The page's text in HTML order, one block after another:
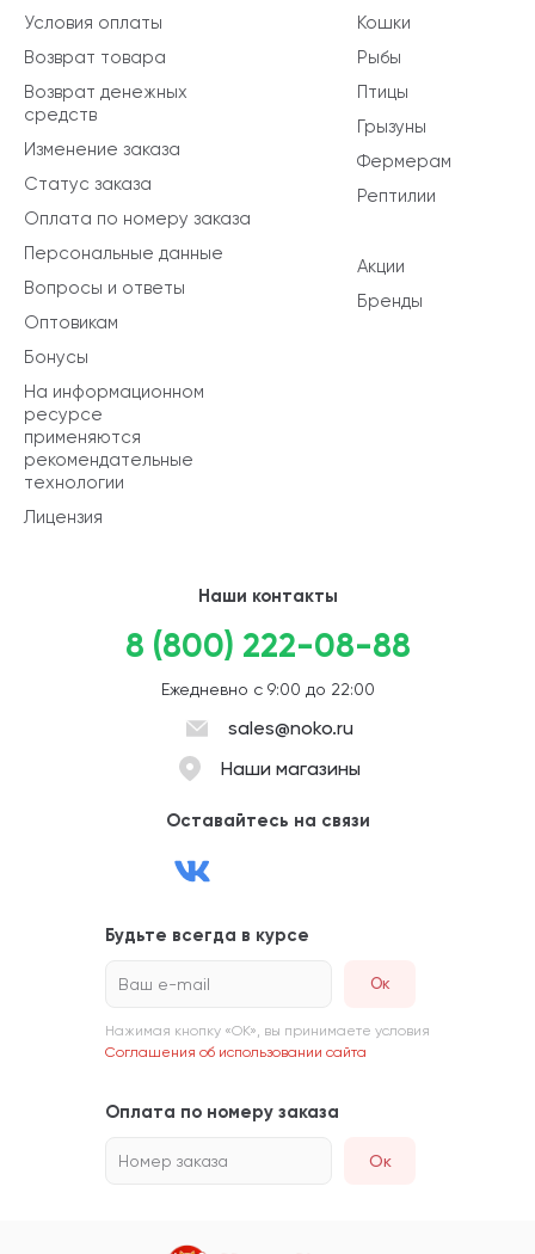
Кошки
Рыбы
Птицы
Грызуны
Фермерам
Рептилии
Акции
Бренды
Условия оплаты
Возврат товара
Возврат денежных
средств
Изменение заказа
Статус заказа
Оплата по номеру заказа
Персональные данные
Вопросы и ответы
Оптовикам
Бонусы
На информационном
ресурсе
применяются
рекомендательные
технологии
Лицензия
Наши контакты
8 (800) 222-08-88
Ежедневно с 9:00 до 22:00
sales@noko.ru
Наши магазины
Оставайтесь на связи
Будьте всегда в курсе
Ваш e-mail
Нажимая кнопку «ОК», вы принимаете условия
Соглашения об использовании сайта
Оплата по номеру заказа
Номер заказа Ок